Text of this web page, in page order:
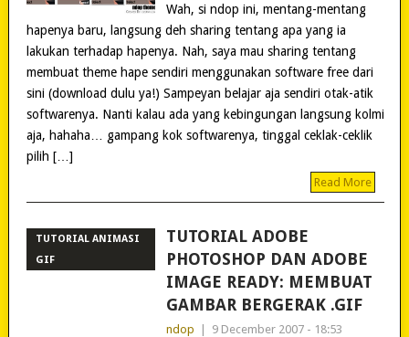
Wah, si ndop ini, mentang-mentang
hapenya baru, langsung deh sharing tentang apa yang ia
lakukan terhadap hapenya. Nah, saya mau sharing tentang
membuat theme hape sendiri menggunakan software free dari
sini (download dulu ya!) Sampeyan belajar aja sendiri otak-atik
softwarenya. Nanti kalau ada yang kebingungan langsung kolmi
aja, hahaha… gampang kok softwarenya, tinggal ceklak-ceklik
pilih […]
Read More
TUTORIAL ANIMASI
GIF
TUTORIAL ADOBE
PHOTOSHOP DAN ADOBE
IMAGE READY: MEMBUAT
GAMBAR BERGERAK .GIF
ndop 9 December 2007 - 18:53